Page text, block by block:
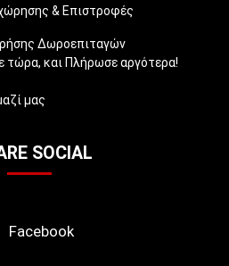
& Επιστροφές
Δωροεπιταγών
τώρα, και Πλήρωσε αργότερα!
μας
SOCIAL
Facebook